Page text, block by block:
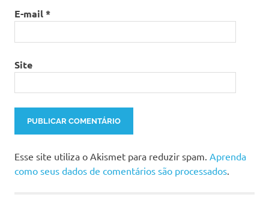
E-mail*
Site
Esse site utiliza o Akismet para reduzir spam. Aprenda
como seus dados de comentários são processados.